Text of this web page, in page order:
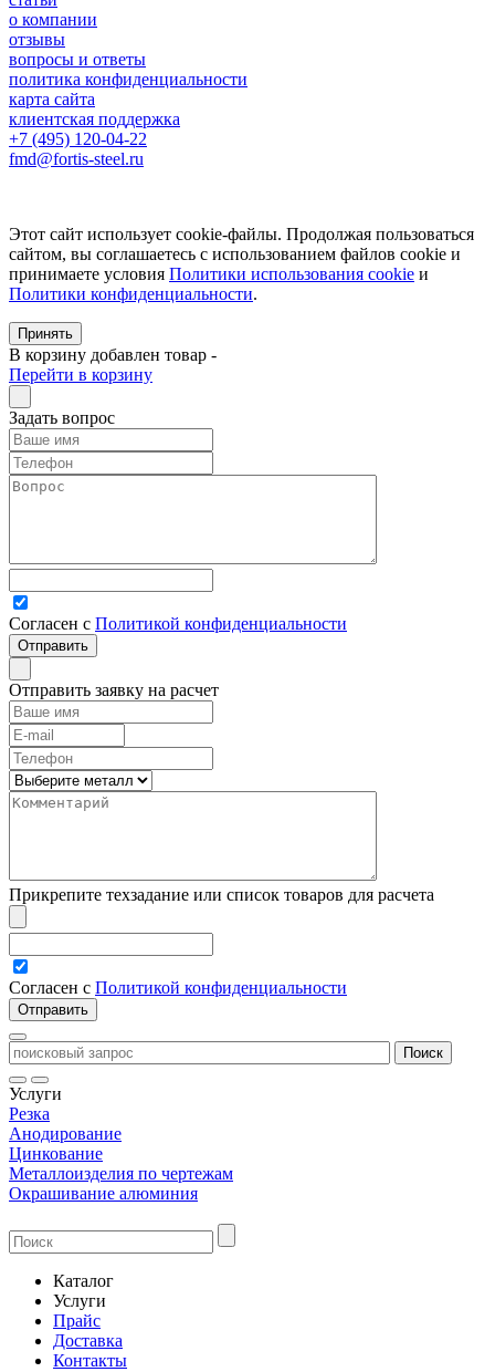
о компании
отзывы
вопросы и ответы
политика конфиденциальности
карта сайта
клиентская поддержка
+7 (495) 120-04-22
fmd@fortis-steel.ru
Этот сайт использует cookie-файлы. Продолжая пользоваться
сайтом, вы соглашаетесь с использованием файлов cookie и
принимаете условия Политики использования cookie и
Политики конфиденциальности.
Принять
В корзину добавлен товар -
Перейти в корзину
Задать вопрос
Согласен с Политикой конфиденциальности
Отправить заявку на расчет
Прикрепите техзадание или список товаров для расчета
Согласен с Политикой конфиденциальности
Услуги
Резка
Анодирование
Цинкование
Металлоизделия по чертежам
Окрашивание алюминия
Каталог
Услуги
Прайс
Доставка
Контакты